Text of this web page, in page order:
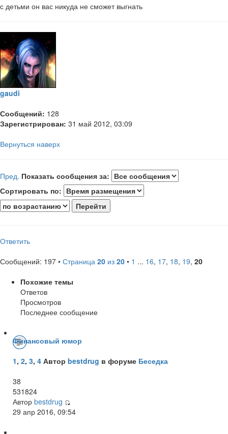
с детьми он вас никуда не сможет выгнать
gaudi
Сообщений: 128
Зарегистрирован: 31 май 2012, 03:09
Вернуться наверх
Пред. Показать сообщения за:
Сортировать по:
Ответить
Сообщений: 197 • Страница 20 из 20 • 1 ... 16, 17, 18, 19, 20
Похожие темы
Ответов
Просмотров
Последнее сообщение
Финансовый юмор
1, 2, 3, 4 Автор bestdrug в форуме Беседка
38
531824
Автор bestdrug
29 апр 2016, 09:54